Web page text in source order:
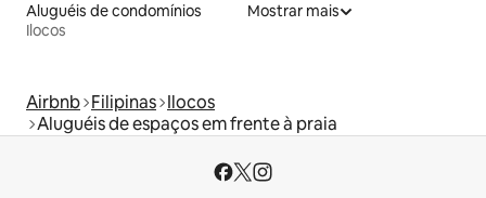
Aluguéis de condomínios
Ilocos
Mostrar mais
Airbnb Filipinas Ilocos
Aluguéis de espaços em frente à praia